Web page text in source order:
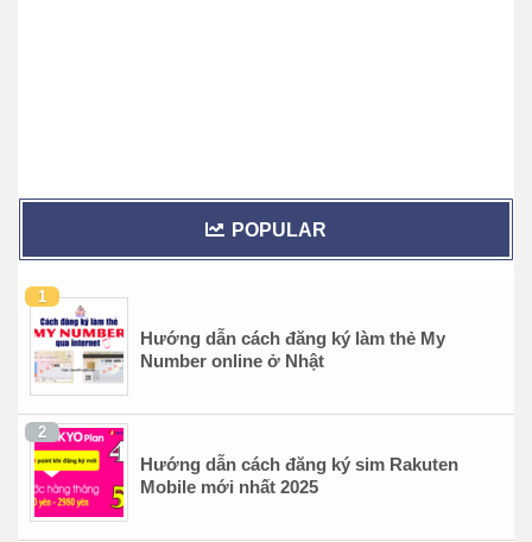
POPULAR
Hướng dẫn cách đăng ký làm thẻ My
Number online ở Nhật
Hướng dẫn cách đăng ký sim Rakuten
Mobile mới nhất 2025